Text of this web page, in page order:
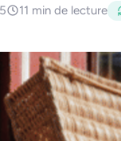
11 min de lecture